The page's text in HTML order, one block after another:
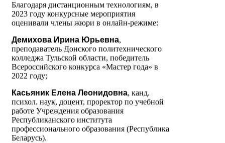
Благодаря дистанционным технологиям, в
2023 году конкурсные мероприятия
оценивали члены жюри в онлайн-режиме:
Демихова Ирина Юрьевна,
преподаватель Донского политехнического
колледжа Тульской области, победитель
Всероссийского конкурса «Мастер года» в
2022 году;
Касьяник Елена Леонидовна, канд.
психол. наук, доцент, проректор по учебной
работе Учреждения образования
Республиканского института
профессионального образования (Республика
Беларусь).